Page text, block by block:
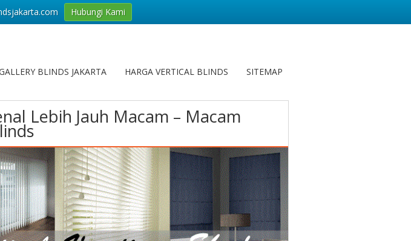
BLINDS JAKARTA HARGA VERTICAL BLINDS SITEMAP
Lebih Jauh Macam – Macam
Hubungi Kami